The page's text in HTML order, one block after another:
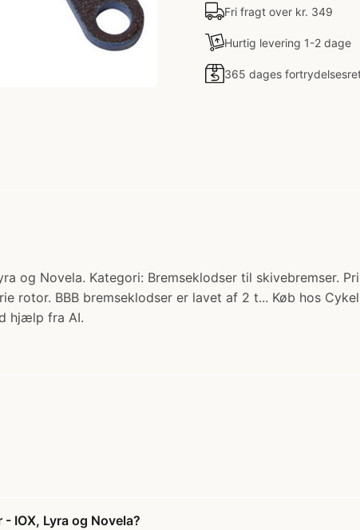
Fri fragt over kr. 349
Hurtig levering 1-2 dage
365 dages
og Novela. Kategori: Bremseklodser til skivebremser.
rotor. BBB bremseklodser er lavet af 2 t... Køb hos
hjælp fra AI.
IOX, Lyra og Novela?